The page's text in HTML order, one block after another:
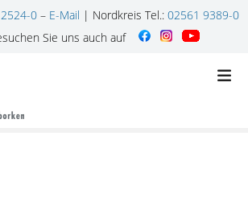
0 – E-Mail | Nordkreis Tel.: 02561 9389-0
Sie uns auch auf